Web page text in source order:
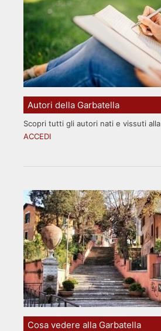
Autori della Garbatella
Scopri tutti gli autori nati e vissuti
ACCEDI
Cosa vedere alla Garbatella